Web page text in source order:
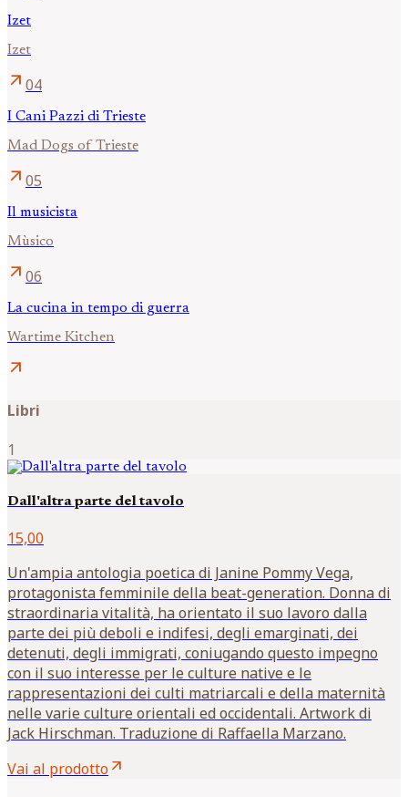
Izet
Izet
arrow_outward 04
I Cani Pazzi di Trieste
Mad Dogs of Trieste
arrow_outward 05
Il musicista
Mùsico
arrow_outward 06
La cucina in tempo di guerra
Wartime Kitchen
arrow_outward
Libri
1
Dall'altra parte del tavolo
15,00
Un'ampia antologia poetica di Janine Pommy Vega,
protagonista femminile della beat-generation. Donna di
straordinaria vitalità, ha orientato il suo lavoro dalla
parte dei più deboli e indifesi, degli emarginati, dei
detenuti, degli immigrati, coniugando questo impegno
con il suo interesse per le culture native e le
rappresentazioni dei culti matriarcali e della maternità
nelle varie culture orientali ed occidentali. Artwork di
Jack Hirschman. Traduzione di Raffaella Marzano.
Vai al prodottoarrow_outward